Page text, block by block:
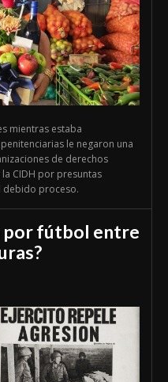
mientras estaba
le negaron una
de derechos
CIDH por presuntas
debido proceso.
por fútbol entre